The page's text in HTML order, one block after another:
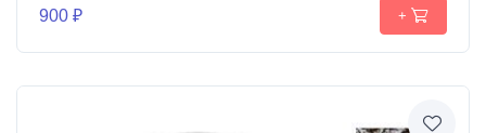
900 ₽ +